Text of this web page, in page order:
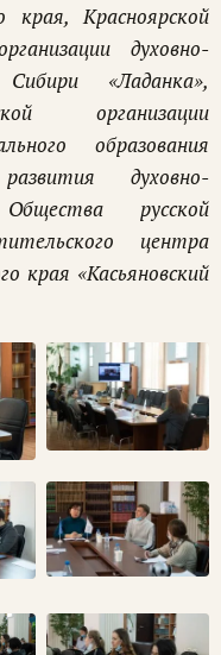
края, Красноярской
духовно-
Сибири «Ладанка»,
организации
образования
духовно-
русской
центра
края «Касьяновский